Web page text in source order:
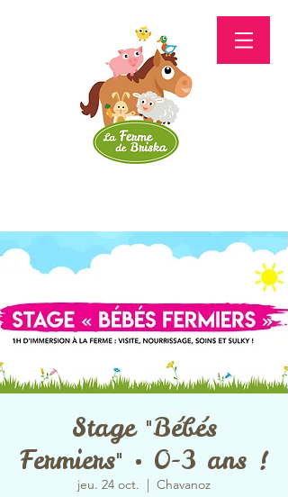
Stage "Bébés
Fermiers" • 0-3 ans !
jeu. 24 oct.
  |
Chavanoz